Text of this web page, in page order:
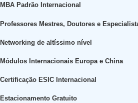
MBA Padrão Internacional
Professores Mestres, Doutores e
Networking de altíssimo nível
Módulos Internacionais Europa e China
Certificação ESIC Internacional
Estacionamento Gratuito